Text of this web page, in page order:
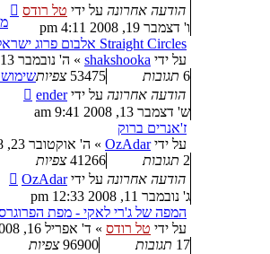
הודעה אחרונה על ידי טל רודס
ו' דצמבר 19, 2008 4:11 pm
Straight Circles אלבום פרוג ישראלי חדש!
על ידי shakshooka
» ה' נובמבר 13, 2008 3:22 pm
6 תגובות 53475 צפיות
הודעה אחרונה על ידיender
ש' דצמבר 13, 2008 9:41 am
ז'אנרים ברוק
על ידיOzAdar
» ה' אוקטובר 23, 2008 2:52 pm
2 תגובות 41266 צפיות
הודעה אחרונה על ידיOzAdar
ג' נובמבר 11, 2008 12:33 pm
המפה של ג'רי לאקי - מפת
על ידי טל רודס » ד' אפריל 16, 2008 11:38 am
17 תגובות 96900 צפיות